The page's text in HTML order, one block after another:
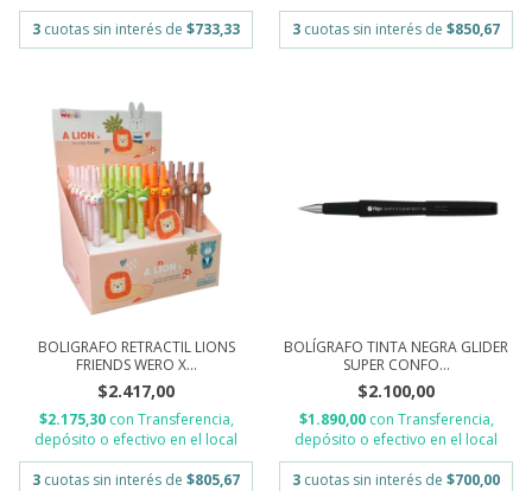
3 cuotas sin interés de $733,33
3 cuotas sin interés de $850,67
BOLIGRAFO RETRACTIL LIONS
FRIENDS WERO X...
$2.417,00
$2.175,30 con Transferencia,
depósito o efectivo en el local
3 cuotas sin interés de $805,67
BOLÍGRAFO TINTA NEGRA GLIDER
SUPER CONFO...
$2.100,00
$1.890,00 con Transferencia,
depósito o efectivo en el local
3 cuotas sin interés de $700,00